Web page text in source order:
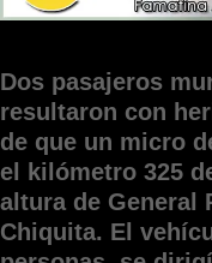
Dos pasajeros
resultaron con
de que un micro
el kilómetro 325
altura de General
Chiquita. El